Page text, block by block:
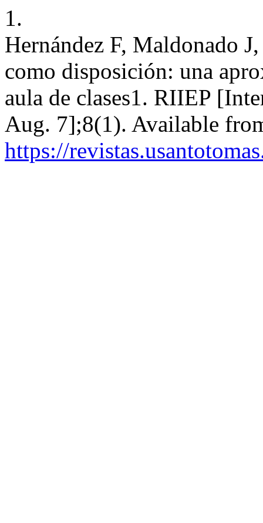
1.
Hernández F, Maldonado
como disposición: una
aula de clases1. RIIEP
Aug. 7];8(1). Available
https://